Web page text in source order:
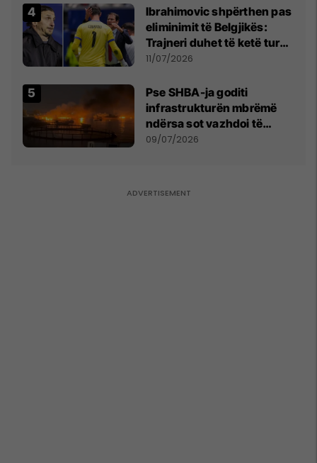
kërkon shkarkimin e
menjëhershëm të
Snezhana Paunoviq
Ibrahimovic shpërthen pas
eliminimit të Belgjikës:
Trajneri duhet të ketë turp,
ai lojtar se meritoi të luante
11/07/2026
Pse SHBA-ja goditi
infrastrukturën mbrëmë
ndërsa sot vazhdoi të
zmbrapsë sulmet iraniane
09/07/2026